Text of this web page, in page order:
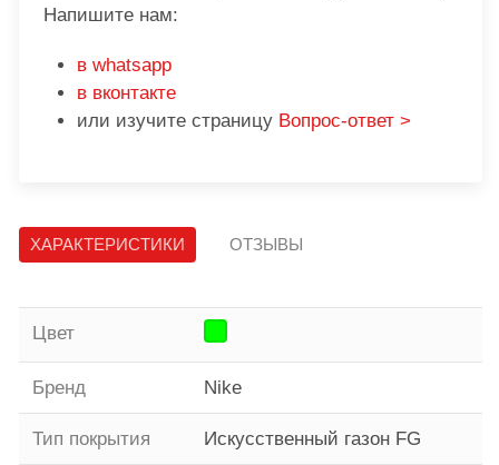
Напишите нам:
в whatsapp
в вконтакте
или изучите страницу Вопрос-ответ >
ХАРАКТЕРИСТИКИ ОТЗЫВЫ
Цвет
Бренд Nike
Тип покрытия Искусственный газон FG